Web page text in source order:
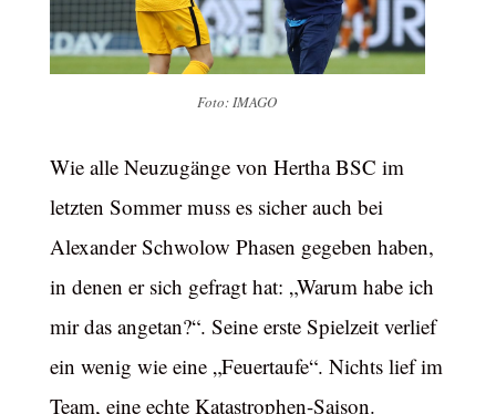
Foto: IMAGO
Wie alle Neuzugänge von Hertha BSC im
letzten Sommer muss es sicher auch bei
Alexander Schwolow Phasen gegeben haben,
in denen er sich gefragt hat: „Warum habe ich
mir das angetan?“. Seine erste Spielzeit verlief
ein wenig wie eine „Feuertaufe“. Nichts lief im
Team, eine echte Katastrophen-Saison.